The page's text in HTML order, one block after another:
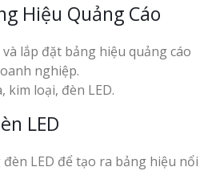
Hiệu Quảng Cáo
lắp đặt bảng hiệu quảng cáo
nghiệp.
kim loại, đèn LED.
LED
đèn LED để tạo ra bảng hiệu nổi